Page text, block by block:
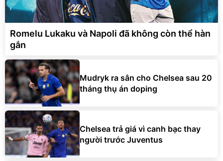
Romelu Lukaku và Napoli đã không còn thể hàn
gắn
Mudryk ra sân cho Chelsea sau 20
tháng thụ án doping
Chelsea trả giá vì canh bạc thay
người trước Juventus